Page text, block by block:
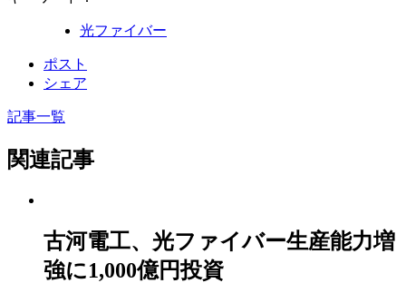
光ファイバー
ポスト
シェア
記事一覧
関連記事
古河電工、光ファイバー生産能力増
強に1,000億円投資